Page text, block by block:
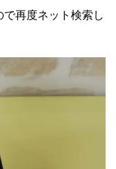
再度ネット検索し